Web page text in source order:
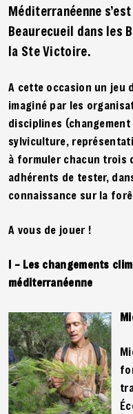
Méditerranéenne
Beaurecueil dans les
la Ste Victoire.
A cette occasion un jeu
imaginé par les
disciplines
sylviculture,
à formuler chacun trois
adhérents de tester,
connaissance sur la
A vous de jouer !
I – Les changements
méditerranéenne